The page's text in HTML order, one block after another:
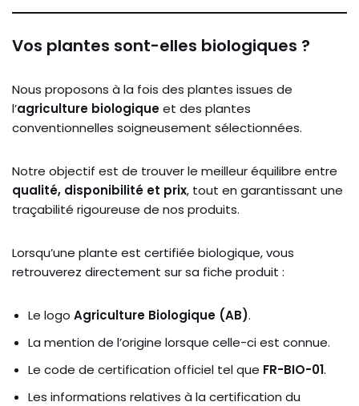
Vos plantes sont-elles biologiques ?
Nous proposons à la fois des plantes issues de
l’agriculture biologiqueet des plantes
conventionnelles soigneusement sélectionnées.
Notre objectif est de trouver le meilleur équilibre entre
qualité, disponibilité et prix, tout en garantissant une
traçabilité rigoureuse de nos produits.
Lorsqu’une plante est certifiée biologique, vous
retrouverez directement sur sa fiche produit :
Le logo Agriculture Biologique (AB).
La mention de l’origine lorsque celle-ci est connue.
Le code de certification officiel tel que FR-BIO-01.
Les informations relatives à la certification du